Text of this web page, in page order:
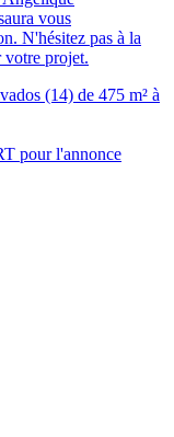
vous
N'hésitez pas à la
votre projet.